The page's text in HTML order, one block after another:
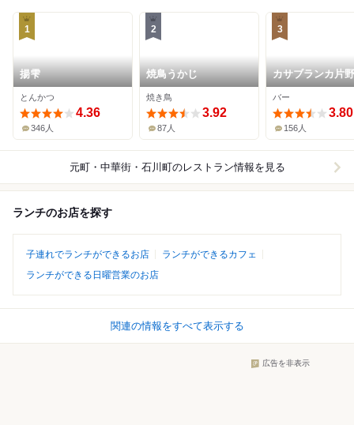
1
揚雫
とんかつ
4.36
346人
2
焼鳥うかじ
焼き鳥
3.92
87人
3
カサブランカ片
販売
バー
3.80
156人
元町・中華街・石川町のレストラン情報を見る
ランチのお店を探す
子連れでランチができるお店
ランチができるカフェ
ランチができる日曜営業のお店
関連の情報をすべて表示する
広告を非表示